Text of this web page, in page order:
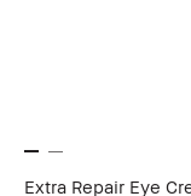
Extra Repair Eye